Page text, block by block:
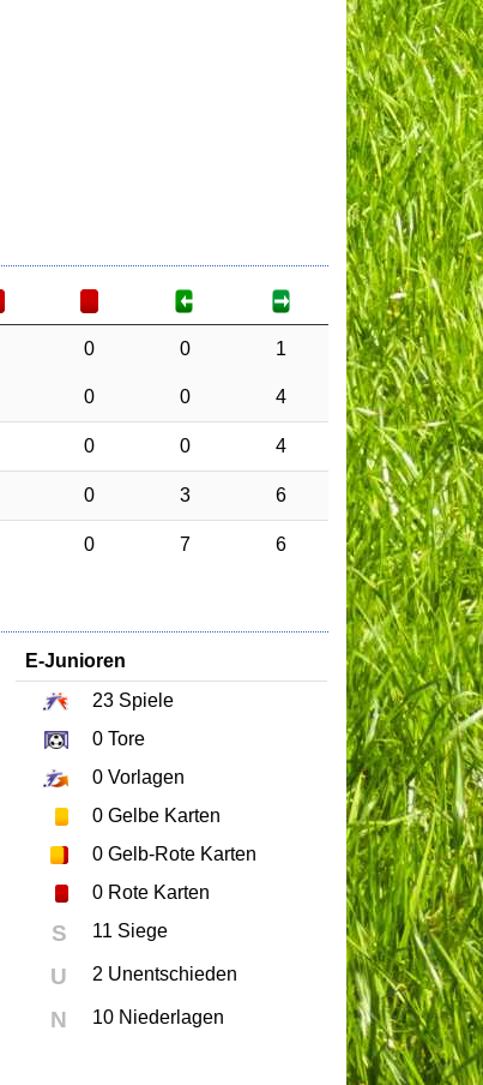
0 0 1
0 0 4
0 0 4
0 3 6
0 7 6
E-Junioren
23 Spiele
0 Tore
0 Vorlagen
0 Gelbe Karten
0 Gelb-Rote Karten
0 Rote Karten
S 11 Siege
U 2 Unentschieden
N 10 Niederlagen